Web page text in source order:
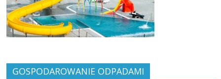
GOSPODAROWANIE ODPADAMI